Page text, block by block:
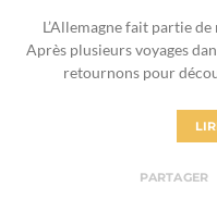
L’Allemagne fait partie
Après plusieurs voyages
retournons pour
PARTAGER